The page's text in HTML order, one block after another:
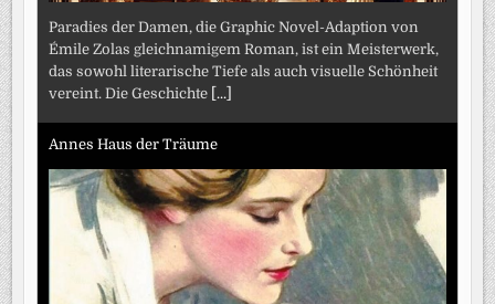
Paradies der Damen, die Graphic Novel-Adaption von
Émile Zolas gleichnamigem Roman, ist ein Meisterwerk,
das sowohl literarische Tiefe als auch visuelle Schönheit
vereint. Die Geschichte [...]
Annes Haus der Träume